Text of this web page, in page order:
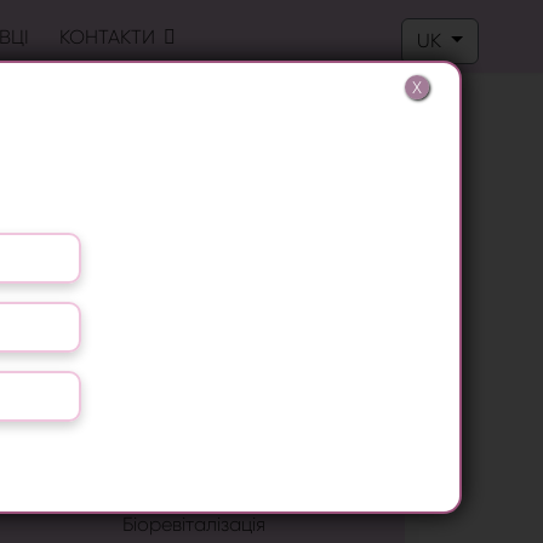
КОНТАКТИ Оберіть свою
UK
Біоревіталізація
X